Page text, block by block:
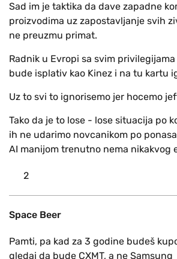
Sad im je taktika da dave zapadne
proizvodima uz zapostavljanje svih
ne preuzmu primat.
Radnik u Evropi sa svim
bude isplativ kao Kinez i na tu kartu
Uz to svi to ignorisemo jer hocemo
Tako da je to lose - lose situacija po
ih ne udarimo novcanikom po
AI manijom trenutno nema nikakvog
2
Space Beer
Pamti, pa kad za 3 godine budeš
gledaj da bude CXMT, a ne Samsung